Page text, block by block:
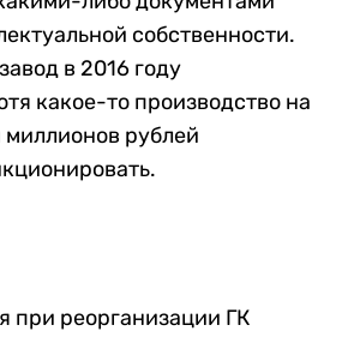
собственности.
в 2016 году
какое-то производство на
миллионов рублей
при реорганизации ГК